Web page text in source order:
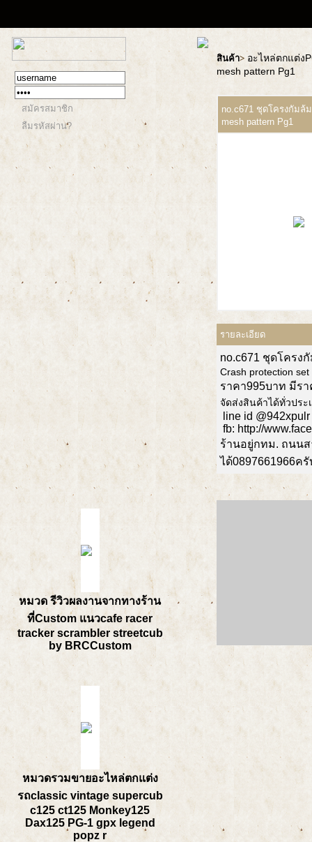
สมัครสมาชิก
ลืมรหัสผ่าน?
หมวด รีวิวผลงานจากทางร้าน
ที่Custom แนวcafe racer
tracker scrambler streetcub
by BRCCustom
หมวดรวมขายอะไหล่ตกแต่ง
รถclassic vintage supercub
c125 ct125 Monkey125
Dax125 PG-1 gpx legend
popz r
สินค้า> อะไหล่ตกแต่ง
mesh pattern Pg1
no.c671 ชุดโครงกัมล้
mesh pattern Pg1
รายละเอียด
no.c671 ชุดโครง
Crash protection
ราคา995บาท มีร
จัดส่งสินค้าได้ทั่วประ
line id @942xpulr
fb: http://
ร้านอยู่กทม. ถนน
ได้0897661966ครั